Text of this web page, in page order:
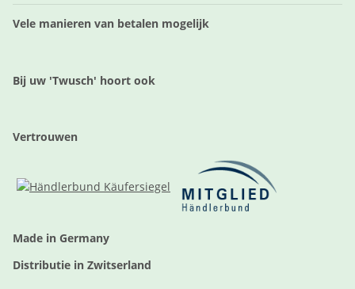
Vele manieren van betalen mogelijk
Bij uw 'Twusch' hoort ook
Vertrouwen
Made in Germany
Distributie in Zwitserland